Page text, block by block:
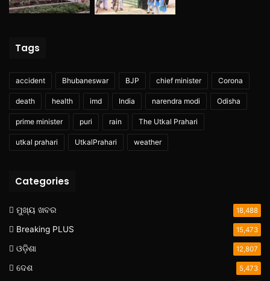
Tags
accident Bhubaneswar BJP chief minister Corona
death health imd India narendra modi Odisha
prime minister puri rain The Utkal Prahari
utkal prahari UtkalPrahari weather
Categories
ମୁଖ୍ୟ ଖବର 18,488
Breaking PLUS 15,473
ଓଡ଼ିଶା 12,807
ଦେଶ 5,473